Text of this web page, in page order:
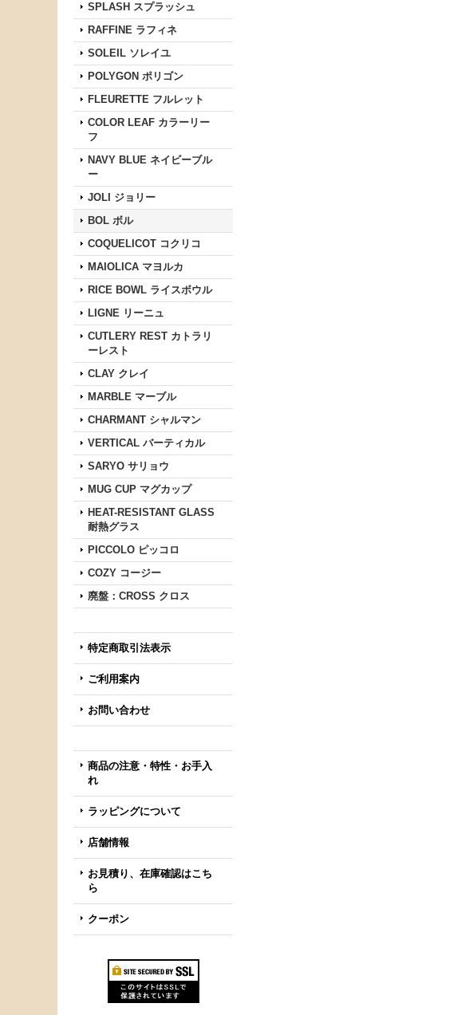
SPLASH スプラッシュ
RAFFINE ラフィネ
SOLEIL ソレイユ
POLYGON ポリゴン
FLEURETTE フルレット
COLOR LEAF カラーリー
フ
NAVY BLUE ネイビーブル
ー
JOLI ジョリー
BOL ボル
COQUELICOT コクリコ
MAIOLICA マヨルカ
RICE BOWL ライスボウル
LIGNE リーニュ
CUTLERY REST カトラリ
ーレスト
CLAY クレイ
MARBLE マーブル
CHARMANT シャルマン
VERTICAL バーティカル
SARYO サリョウ
MUG CUP マグカップ
HEAT-RESISTANT GLASS
耐熱グラス
PICCOLO ピッコロ
COZY コージー
廃盤：CROSS クロス
特定商取引法表示
ご利用案内
お問い合わせ
商品の注意・特性・お手入
れ
ラッピングについて
店舗情報
お見積り、在庫確認はこち
ら
クーポン